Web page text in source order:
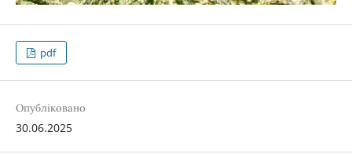
pdf
Опубліковано
30.06.2025